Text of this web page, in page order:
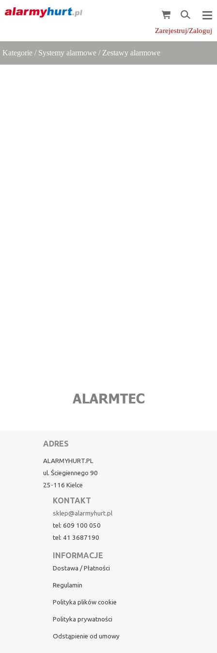
Zarejestruj/Zaloguj
Kategorie / Systemy alarmowe / Zestawy alarmowe
ADRES
ALARMYHURT.PL
ul. Ściegiennego 90
25-116 Kielce
KONTAKT
sklep@alarmyhurt.pl
tel: 609 100 050
tel: 41 3687190
INFORMACJE
Dostawa / Płatności
Regulamin
Polityka plików cookie
Polityka prywatności
Odstąpienie od umowy